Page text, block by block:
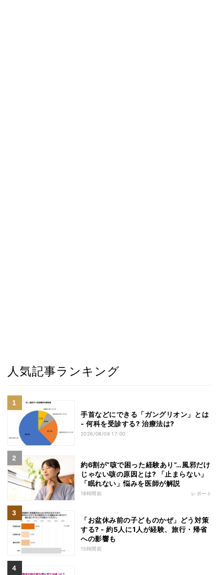
人気記事ランキング
手首などにできる「ガングリオン」とは
- 何科を受診する? 治療法は?
2026/08/06 17:00
約6割が“咳で困った経験あり”…風邪だけ
じゃない咳の原因とは? 「止まらない」
「眠れない」悩みを医師が解説
18時間前 レポート
「お盆休み前の子どものかぜ」どう対策
する? - 約5人に1人が経験、旅行・帰省
への影響も
15時間前